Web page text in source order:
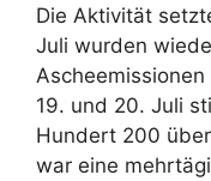
Die Aktivität
Juli wurden
19. und 20. Juli
Hundert 200
war eine